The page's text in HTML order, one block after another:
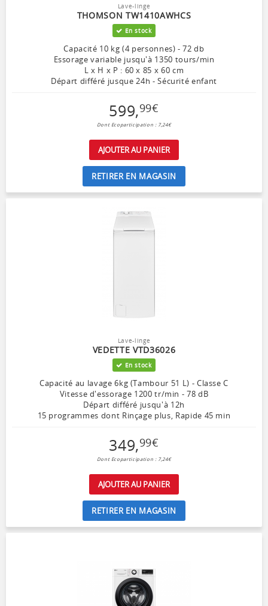
Lave-linge
THOMSON TW1410AWHCS
En stock
Capacité 10 kg (4 personnes) - 72 db
Essorage variable jusqu'à 1350 tours/min
L x H x P : 60 x 85 x 60 cm
Départ différé jusque 24h - Sécurité enfant
599,99€
Dont Ecoparticipation : 7,24€
AJOUTER AU PANIER
RETIRER EN MAGASIN
Lave-linge
VEDETTE VTD36026
En stock
Capacité au lavage 6kg (Tambour 51 L) - Classe C
Vitesse d'essorage 1200 tr/min - 78 dB
Départ différé jusqu'à 12h
15 programmes dont Rinçage plus, Rapide 45 min
349,99€
Dont Ecoparticipation : 7,24€
AJOUTER AU PANIER
RETIRER EN MAGASIN